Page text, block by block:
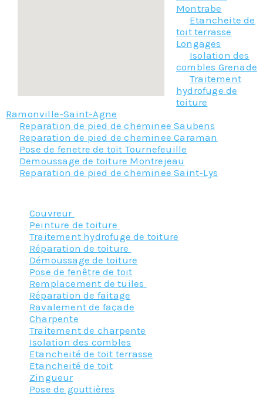
Montrabe
Etancheite de
toit terrasse
Longages
Isolation des
combles Grenade
Traitement
hydrofuge de
toiture
Ramonville-Saint-Agne
Reparation de pied de cheminee Saubens
Reparation de pied de cheminee Caraman
Pose de fenetre de toit Tournefeuille
Demoussage de toiture Montrejeau
Reparation de pied de cheminee Saint-Lys
Couvreur
Peinture de toiture
Traitement hydrofuge de toiture
Réparation de toiture
Démoussage de toiture
Pose de fenêtre de toit
Remplacement de tuiles
Réparation de faitage
Ravalement de façade
Charpente
Traitement de charpente
Isolation des combles
Etancheité de toit terrasse
Etancheité de toit
Zingueur
Pose de gouttières